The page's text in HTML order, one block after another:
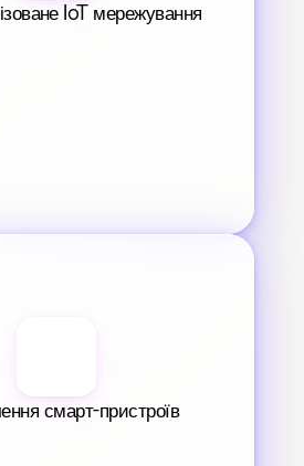
IoT мережування
смарт-пристроїв